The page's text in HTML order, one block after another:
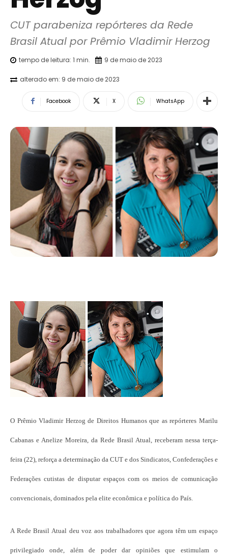
CUT parabeniza repórteres da Rede
Brasil Atual por Prêmio Vladimir Herzog
tempo de leitura: 1 min. 9 de maio de 2023
alterado em: 9 de maio de 2023
Facebook X WhatsApp
O Prêmio Vladimir Herzog de Direitos Humanos que as repórteres Marilu
Cabanas e Anelize Moreira, da Rede Brasil Atual, receberam nessa terça-
feira (22), reforça a determinação da CUT e dos Sindicatos, Confederações e
Federações cutistas de disputar espaços com os meios de comunicação
convencionais, dominados pela elite econômica e política do País.
A Rede Brasil Atual deu voz aos trabalhadores que agora têm um espaço
privilegiado onde, além de poder dar opiniões que estimulam o